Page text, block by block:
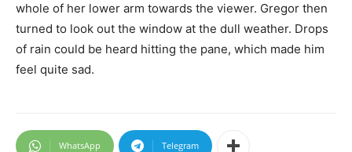
whole of her lower arm towards the viewer. Gregor then
turned to look out the window at the dull weather. Drops
of rain could be heard hitting the pane, which made him
feel quite sad.
WhatsApp Telegram